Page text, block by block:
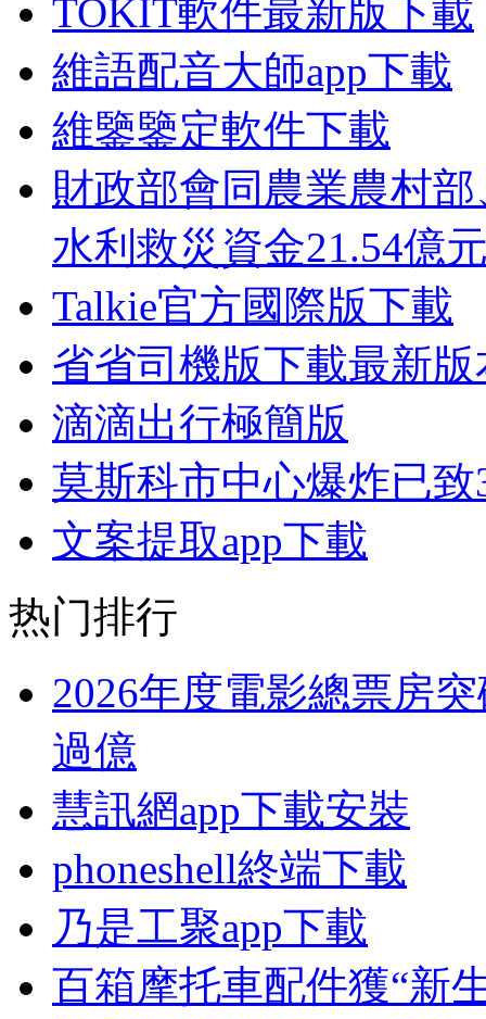
TOKIT軟件最新版下載
維語配音大師app下載
維鑒鑒定軟件下載
財政部會同農業農村
水利救災資金21.54億
Talkie官方國際版下載
省省司機版下載最新
滴滴出行極簡版
莫斯科市中心爆炸已
文案提取app下載
热门排行
2026年度電影總票房
過億
慧訊網app下載安裝
phoneshell終端下載
乃是工聚app下載
百箱摩托車配件獲“新